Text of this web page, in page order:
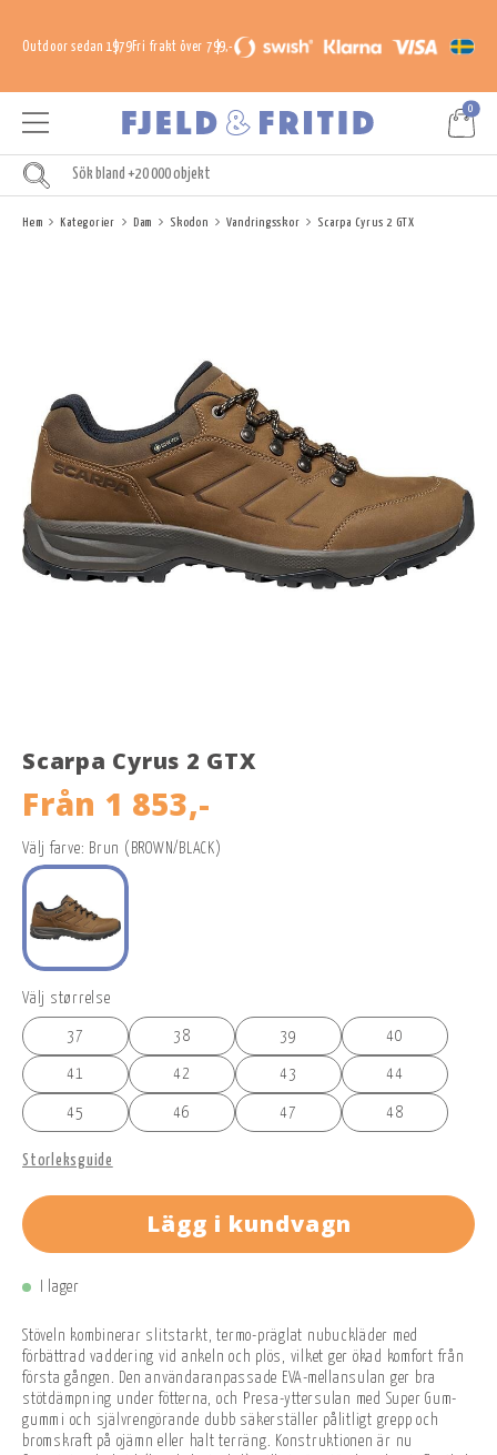
Outdoor sedan 1979Fri frakt över 799,-
0
Hem Kategorier Dam Skodon Vandringsskor Scarpa Cyrus 2 GTX
Scarpa Cyrus 2 GTX
Från 1 853,-
Välj farve: Brun (BROWN/BLACK)
Välj størrelse
37 38 39 40
41 42 43 44
45 46 47 48
Storleksguide
Lägg i kundvagn
I lager
Stöveln kombinerar slitstarkt, termo-präglat nubuckläder med
förbättrad vaddering vid ankeln och plös, vilket ger ökad komfort från
första gången. Den användaranpassade EVA-mellansulan ger bra
stötdämpning under fötterna, och Presa-yttersulan med Super Gum-
gummi och självrengörande dubb säkerställer pålitligt grepp och
bromskraft på ojämn eller halt terräng. Konstruktionen är nu